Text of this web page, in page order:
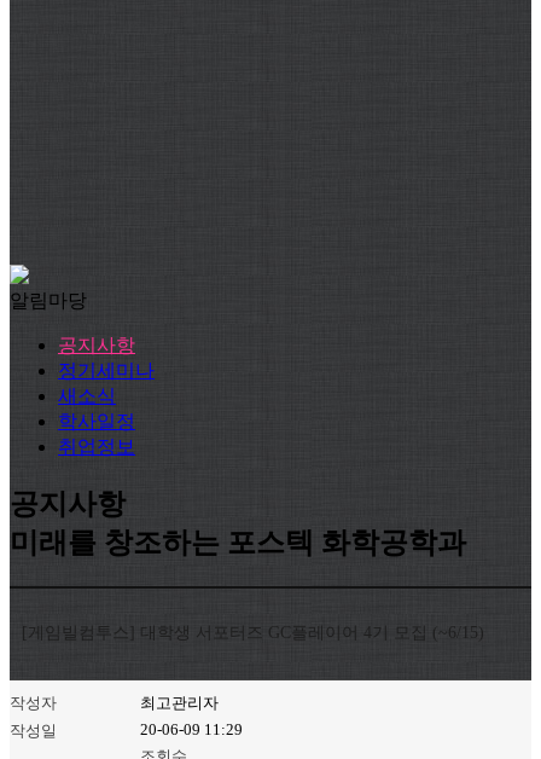
알림마당
공지사항
정기세미나
새소식
학사일정
취업정보
공지사항
미래를 창조하는 포스텍 화학공학과
[게임빌컴투스] 대학생 서포터즈 GC플레이어 4기 모집 (~6/15)
작성자
최고관리자
작성일
20-06-09 11:29